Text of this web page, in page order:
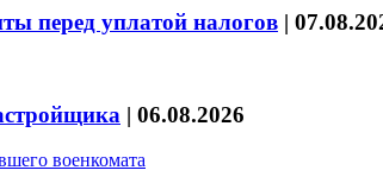
перед уплатой налогов |
| 06.08.2026